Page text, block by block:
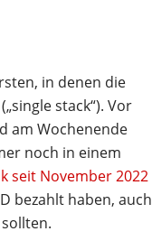
in denen die
stack“). Vor
am Wochenende
noch in einem
seit November 2022
bezahlt haben, auch